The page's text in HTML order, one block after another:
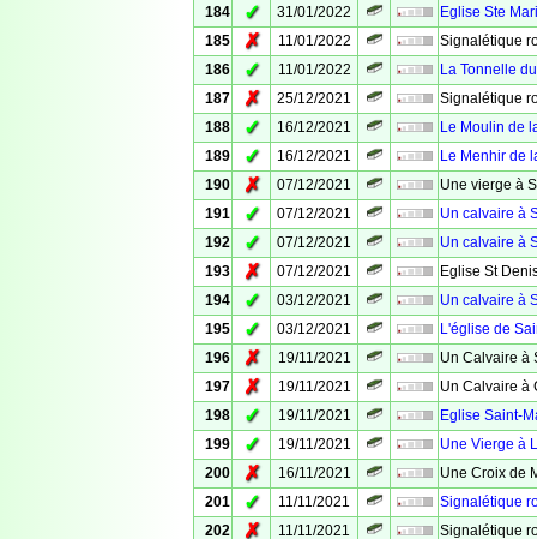
184
✓ 31/01/2022
Eglise Ste
185
✗ 11/01/2022
Signalétique
186
✓ 11/01/2022
La Tonnelle
187
✗ 25/12/2021
Signalétique
188
✓ 16/12/2021
Le Moulin de
189
✓ 16/12/2021
Le Menhir de
190
✗ 07/12/2021
Une vierge à
191
✓ 07/12/2021
Un calvaire à
192
✓ 07/12/2021
Un calvaire à
193
✗ 07/12/2021
Eglise St
194
✓ 03/12/2021
Un calvaire à
195
✓ 03/12/2021
L'église de
196
✗ 19/11/2021
Un Calvaire à
197
✗ 19/11/2021
Un Calvaire à
198
✓ 19/11/2021
Eglise Saint-
199
✓ 19/11/2021
Une Vierge à
200
✗ 16/11/2021
Une Croix de
201
✓ 11/11/2021
Signalétique
202
✗ 11/11/2021
Signalétique